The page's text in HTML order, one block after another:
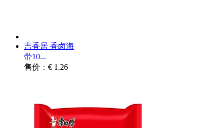
吉香居 香卤海
带10...
售价：€ 1.26